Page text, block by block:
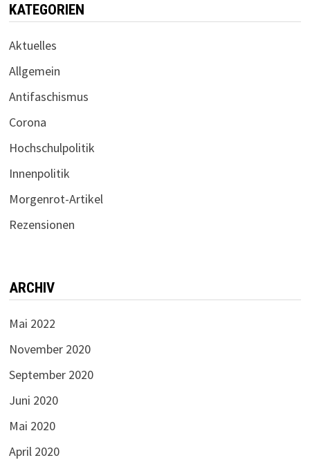
KATEGORIEN
Aktuelles
Allgemein
Antifaschismus
Corona
Hochschulpolitik
Innenpolitik
Morgenrot-Artikel
Rezensionen
ARCHIV
Mai 2022
November 2020
September 2020
Juni 2020
Mai 2020
April 2020